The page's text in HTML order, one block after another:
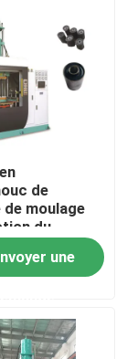
de
de moulage
du
1000T
machine
une